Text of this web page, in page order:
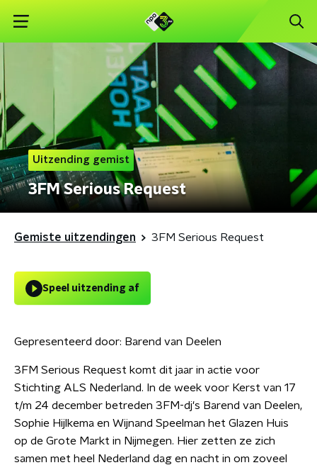
Uitzending gemist
3FM Serious Request
Gemiste uitzendingen 3FM Serious Request
Speel uitzending af
Gepresenteerd door: Barend van Deelen
3FM Serious Request komt dit jaar in actie voor
Stichting ALS Nederland. In de week voor Kerst van 17
t/m 24 december betreden 3FM-dj's Barend van Deelen,
Sophie Hijlkema en Wijnand Speelman het Glazen Huis
op de Grote Markt in Nijmegen. Hier zetten ze zich
samen met heel Nederland dag en nacht in om zoveel